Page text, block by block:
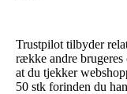
Trustpilot tilbyder
række andre
at du tjekker
50 stk forinden du